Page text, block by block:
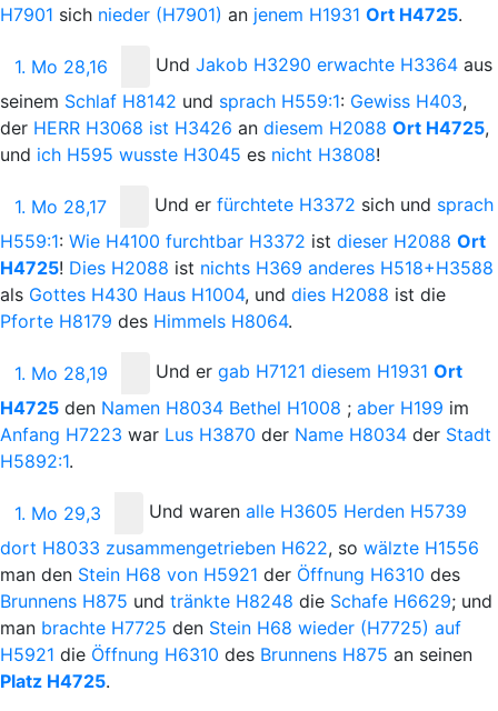
H7901 sich nieder (H7901) an jenem H1931 Ort H4725.
1. Mo 28,16 Und Jakob H3290 erwachte H3364 aus
seinem Schlaf H8142 und sprach H559:1: Gewiss H403,
der HERR H3068 ist H3426 an diesem H2088 Ort H4725,
und ich H595 wusste H3045 es nicht H3808!
1. Mo 28,17 Und er fürchtete H3372 sich und sprach
H559:1: Wie H4100 furchtbar H3372 ist dieser H2088 Ort
H4725! Dies H2088 ist nichts H369 anderes H518+H3588
als Gottes H430 Haus H1004, und dies H2088 ist die
Pforte H8179 des Himmels H8064.
1. Mo 28,19 Und er gab H7121 diesem H1931 Ort
H4725 den Namen H8034 Bethel H1008 ; aber H199 im
Anfang H7223 war Lus H3870 der Name H8034 der Stadt
H5892:1.
1. Mo 29,3 Und waren alle H3605 Herden H5739
dort H8033 zusammengetrieben H622, so wälzte H1556
man den Stein H68 von H5921 der Öffnung H6310 des
Brunnens H875 und tränkte H8248 die Schafe H6629; und
man brachte H7725 den Stein H68 wieder (H7725) auf
H5921 die Öffnung H6310 des Brunnens H875 an seinen
Platz H4725.